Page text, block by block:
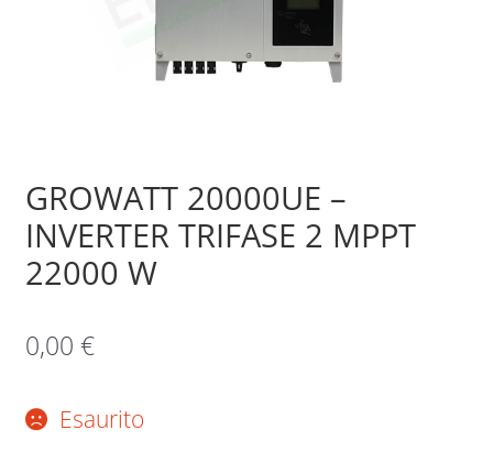
GROWATT 20000UE –
INVERTER TRIFASE 2 MPPT
22000 W
0,00 €
Esaurito